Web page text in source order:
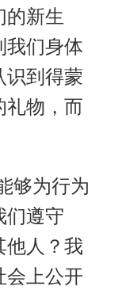
的新生
我们身体
识到得蒙
礼物，而
够为行为
们遵守
他人？我
会上公开